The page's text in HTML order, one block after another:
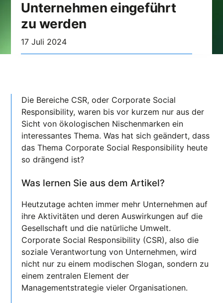
Unternehmen eingeführt
zu werden
17 Juli 2024
Die Bereiche CSR, oder Corporate Social
Responsibility, waren bis vor kurzem nur aus der
Sicht von ökologischen Nischenmarken ein
interessantes Thema. Was hat sich geändert, dass
das Thema Corporate Social Responsibility heute
so drängend ist?
Was lernen Sie aus dem Artikel?
Heutzutage achten immer mehr Unternehmen auf
ihre Aktivitäten und deren Auswirkungen auf die
Gesellschaft und die natürliche Umwelt.
Corporate Social Responsibility (CSR), also die
soziale Verantwortung von Unternehmen, wird
nicht nur zu einem modischen Slogan, sondern zu
einem zentralen Element der
Managementstrategie vieler Organisationen.